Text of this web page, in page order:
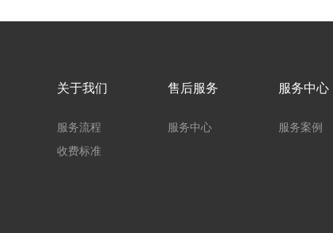
关于我们
服务流程
收费标准
售后服务
服务中心
服务中心
服务案例